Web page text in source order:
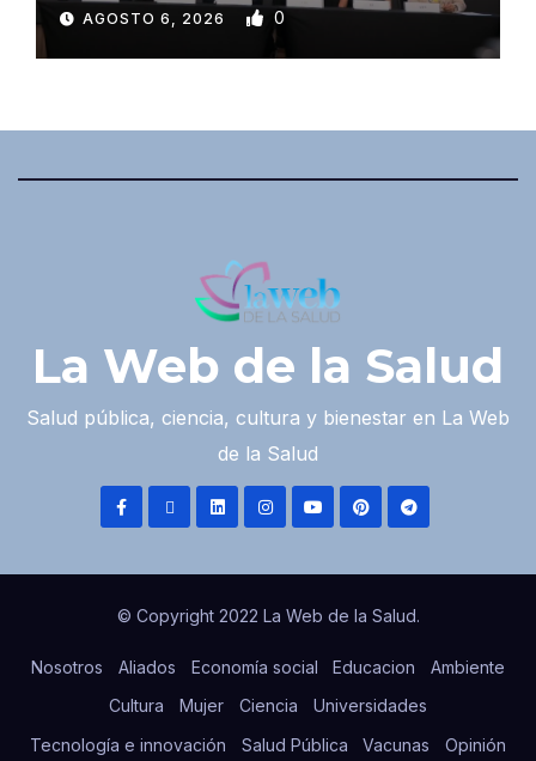
AGOSTO 6, 2026 0
La Web de la Salud
Salud pública, ciencia, cultura y bienestar en La Web
de la Salud
© Copyright 2022 La Web de la Salud.
Nosotros Aliados Economía social Educacion
Ambiente
Cultura
Mujer Ciencia
Universidades
Tecnología e innovación
Salud Pública Vacunas Opinión